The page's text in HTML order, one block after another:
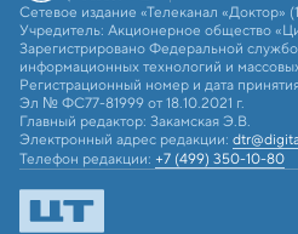
Сетевое издание «Телеканал «Доктор»
Учредитель: Акционерное общество
Зарегистрировано Федеральной
информационных технологий и
Регистрационный номер и дата
Эл № ФС77-81999 от 18.10.2021 г.
Главный редактор: Закамская Э.В.
Электронный адрес редакции:
Телефон редакции: +7 (499) 350-10-80